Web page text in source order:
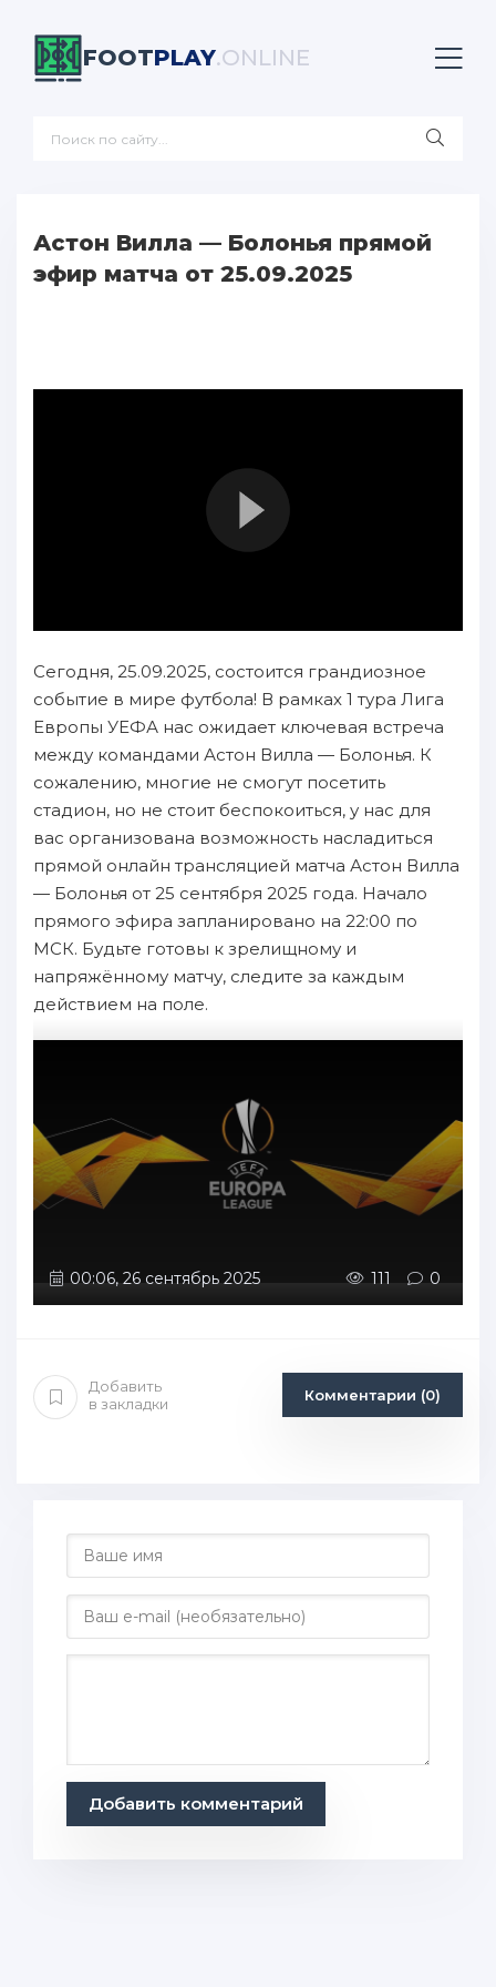
FOOTPLAY.ONLINE
Астон Вилла — Болонья прямой
эфир матча от 25.09.2025
Сегодня, 25.09.2025, состоится грандиозное
событие в мире футбола! В рамках 1 тура Лига
Европы УЕФА нас ожидает ключевая встреча
между командами Астон Вилла — Болонья. К
сожалению, многие не смогут посетить
стадион, но не стоит беспокоиться, у нас для
вас организована возможность насладиться
прямой онлайн трансляцией матча Астон Вилла
— Болонья от 25 сентября 2025 года. Начало
прямого эфира запланировано на 22:00 по
МСК. Будьте готовы к зрелищному и
напряжённому матчу, следите за каждым
действием на поле.
00:06, 26 сентябрь 2025 111 0
Добавить
в закладки
Комментарии (0)
Добавить комментарий